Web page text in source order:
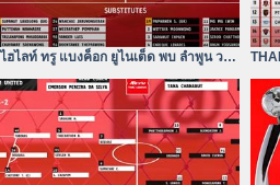
ไฮไลท์ ทรู แบงค็อก ยูไนเต็ด พบ ลำพูน วอริ
เออร์| ไฮลักซ์ รีโว่
ทรู แ